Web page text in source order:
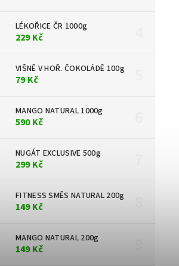
LÉKOŘICE ČR 1000g
229 Kč
VIŠNĚ V HOŘ. ČOKOLÁDĚ 100g
79 Kč
MANGO NATURAL 1000g
590 Kč
NUGÁT EXCLUSIVE 500g
299 Kč
FITNESS SMĚS NATURAL 200g
149 Kč
MANGO NATURAL 200g
149 Kč